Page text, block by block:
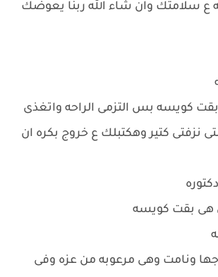
ع سلامتك وان شاء الله ربنا يعوضك
بقت كويسه بس التزمى الراحه واتغذى
نزفتى كتير وهكتبلك ع خروج بكره ان
هى بقت كويسه
ونامت وهى مرعوبه من عزه وفى